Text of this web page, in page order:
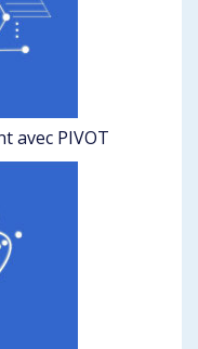
avec PIVOT